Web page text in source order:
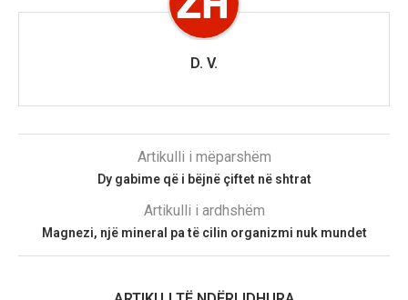
D. V.
Artikulli i mëparshëm
Dy gabime që i bëjnë çiftet në shtrat
Artikulli i ardhshëm
Magnezi, një mineral pa të cilin organizmi nuk mundet